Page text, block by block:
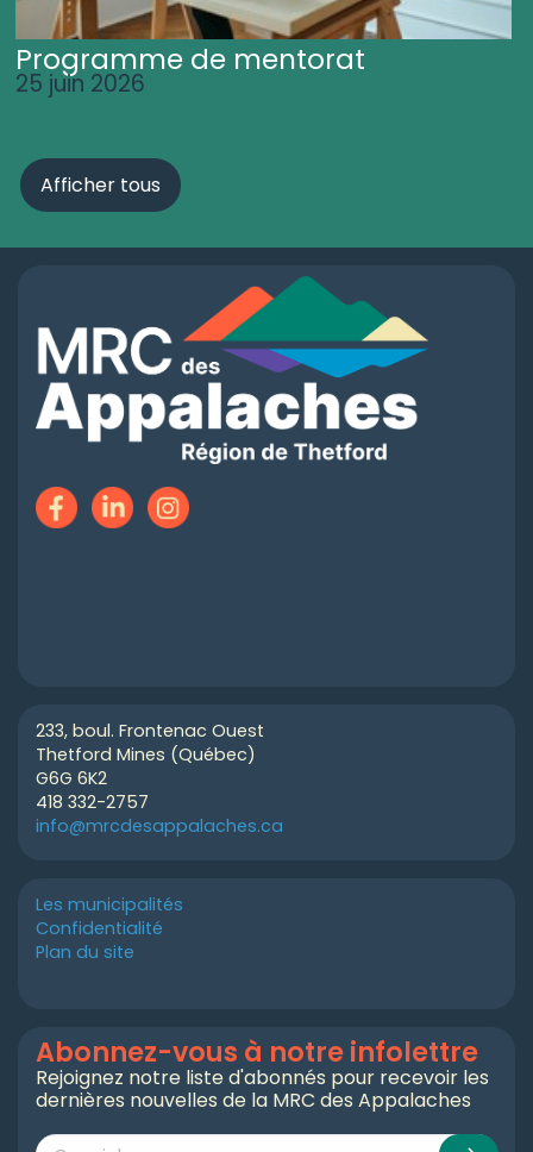
Programme de mentorat
25 juin 2026
Afficher tous
233, boul. Frontenac Ouest
Thetford Mines (Québec)
G6G 6K2
418 332-2757
info@mrcdesappalaches.ca
Les municipalités
Confidentialité
Plan du site
Abonnez-vous à notre infolettre
Rejoignez notre liste d'abonnés pour recevoir les
dernières nouvelles de la MRC des Appalaches